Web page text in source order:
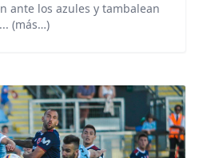
ante los azules y tambalean
(más…)